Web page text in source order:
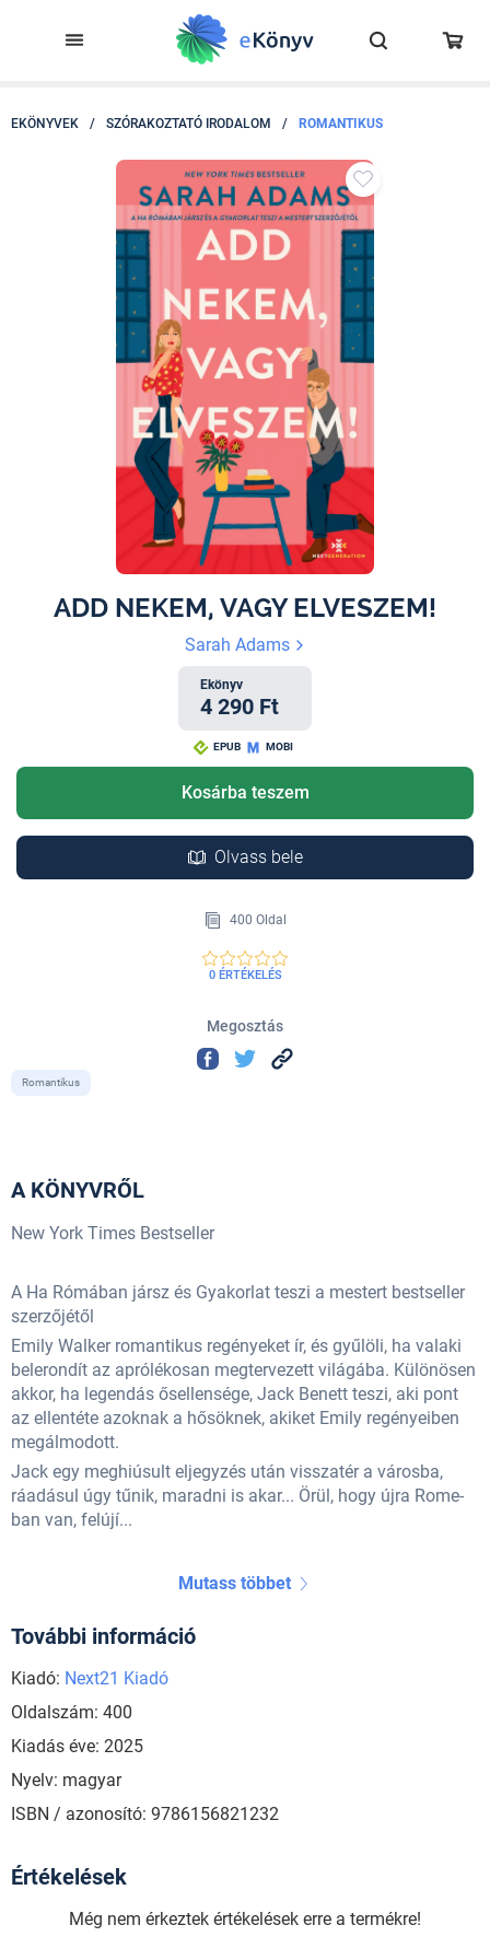
EKÖNYVEK / SZÓRAKOZTATÓ IRODALOM / ROMANTIKUS
ADD NEKEM, VAGY ELVESZEM!
Sarah Adams
Ekönyv
4 290 Ft
EPUB MOBI
Kosárba teszem
Olvass bele
400 Oldal
0 ÉRTÉKELÉS
Megosztás
Romantikus
A KÖNYVRŐL
New York Times Bestseller
A Ha Rómában jársz és Gyakorlat teszi a mestert bestseller
szerzőjétől
Emily Walker romantikus regényeket ír, és gyűlöli, ha valaki
belerondít az aprólékosan megtervezett világába. Különösen
akkor, ha legendás ősellensége, Jack Benett teszi, aki pont
az ellentéte azoknak a hősöknek, akiket Emily regényeiben
megálmodott.
Jack egy meghiúsult eljegyzés után visszatér a városba,
ráadásul úgy tűnik, maradni is akar... Örül, hogy újra Rome-
ban van, felújí...
Mutass többet
További információ
Kiadó: Next21 Kiadó
Oldalszám: 400
Kiadás éve: 2025
Nyelv: magyar
ISBN / azonosító: 9786156821232
Értékelések
Még nem érkeztek értékelések erre a termékre!